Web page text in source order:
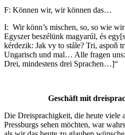
F: Können wir, wir können das…
I: Wir könn’s mischen, so, so wie
Egyszer beszélünk magyarúl, és
kérdezik: Jak vy to stále? Tri,
Ungarisch und mal… Alle fragen
Drei, mindestens drei Sprachen…]“
Geschäft mit
Die Dreisprachigkeit, die heute viele
Pressburgs sehen möchten, war